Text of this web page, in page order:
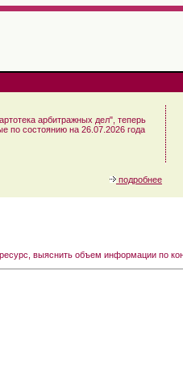
арбитражных дел", теперь
по состоянию на 26.07.2026 года
подробнее
выяснить объем информации по